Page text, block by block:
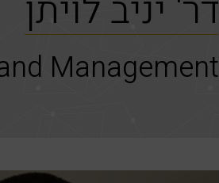
דר' יניב לויתן
Management